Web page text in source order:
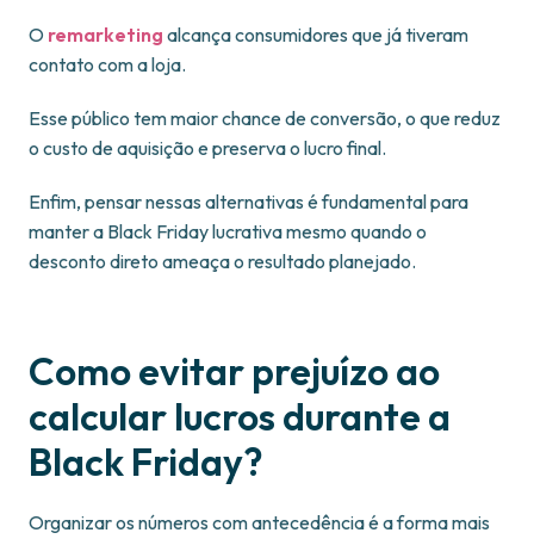
O remarketing alcança consumidores que já tiveram
contato com a loja.
Esse público tem maior chance de conversão, o que reduz
o custo de aquisição e preserva o lucro final.
Enfim, pensar nessas alternativas é fundamental para
manter a Black Friday lucrativa mesmo quando o
desconto direto ameaça o resultado planejado.
Como evitar prejuízo ao
calcular lucros durante a
Black Friday?
Organizar os números com antecedência é a forma mais